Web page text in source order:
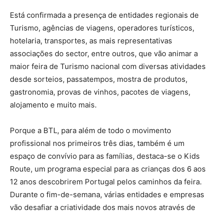
Está confirmada a presença de entidades regionais de
Turismo, agências de viagens, operadores turísticos,
hotelaria, transportes, as mais representativas
associações do sector, entre outros, que vão animar a
maior feira de Turismo nacional com diversas atividades
desde sorteios, passatempos, mostra de produtos,
gastronomia, provas de vinhos, pacotes de viagens,
alojamento e muito mais.
Porque a BTL, para além de todo o movimento
profissional nos primeiros três dias, também é um
espaço de convívio para as famílias, destaca-se o Kids
Route, um programa especial para as crianças dos 6 aos
12 anos descobrirem Portugal pelos caminhos da feira.
Durante o fim-de-semana, várias entidades e empresas
vão desafiar a criatividade dos mais novos através de